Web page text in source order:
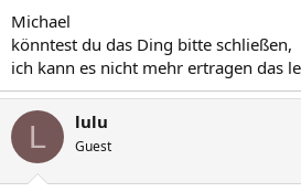
Michael
könntest du das Ding bitte schließen,
ich kann es nicht mehr ertragen das
L lulu
Guest